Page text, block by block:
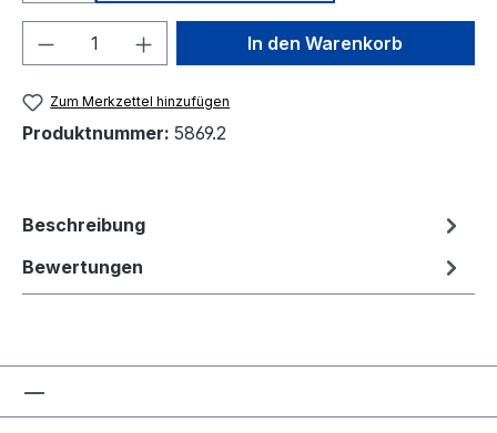
Produkt Anzahl: Gib denIn den Warenkorb
Zum Merkzettel hinzufügen
Produktnummer: 5869.2
Beschreibung
Bewertungen